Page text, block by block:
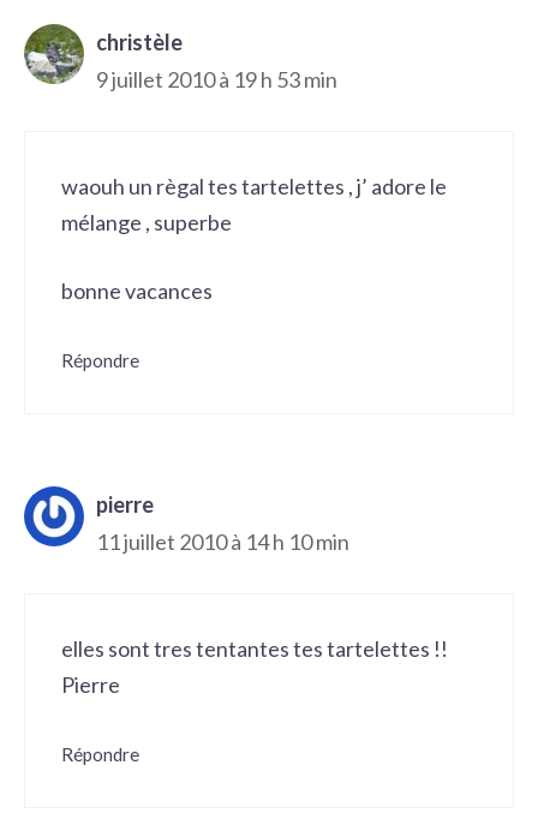
christèle
9 juillet 2010 à 19 h 53 min
waouh un règal tes tartelettes , j’ adore le
mélange , superbe
bonne vacances
Répondre
pierre
11 juillet 2010 à 14 h 10 min
elles sont tres tentantes tes tartelettes !!
Pierre
Répondre